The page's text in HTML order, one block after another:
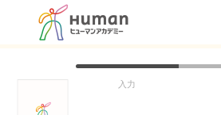
入力